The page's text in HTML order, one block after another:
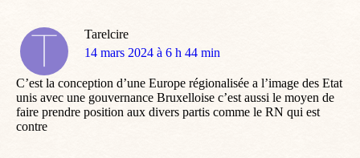
Tarelcire
dit
14 mars 2024 à 6 h 44 min
C’est la conception d’une Europe régionalisée a l’image des Etat
unis avec une gouvernance Bruxelloise c’est aussi le moyen de
faire prendre position aux divers partis comme le RN qui est
contre